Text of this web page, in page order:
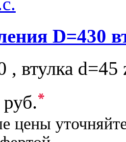
D=430
, втулка d=45
*
цены